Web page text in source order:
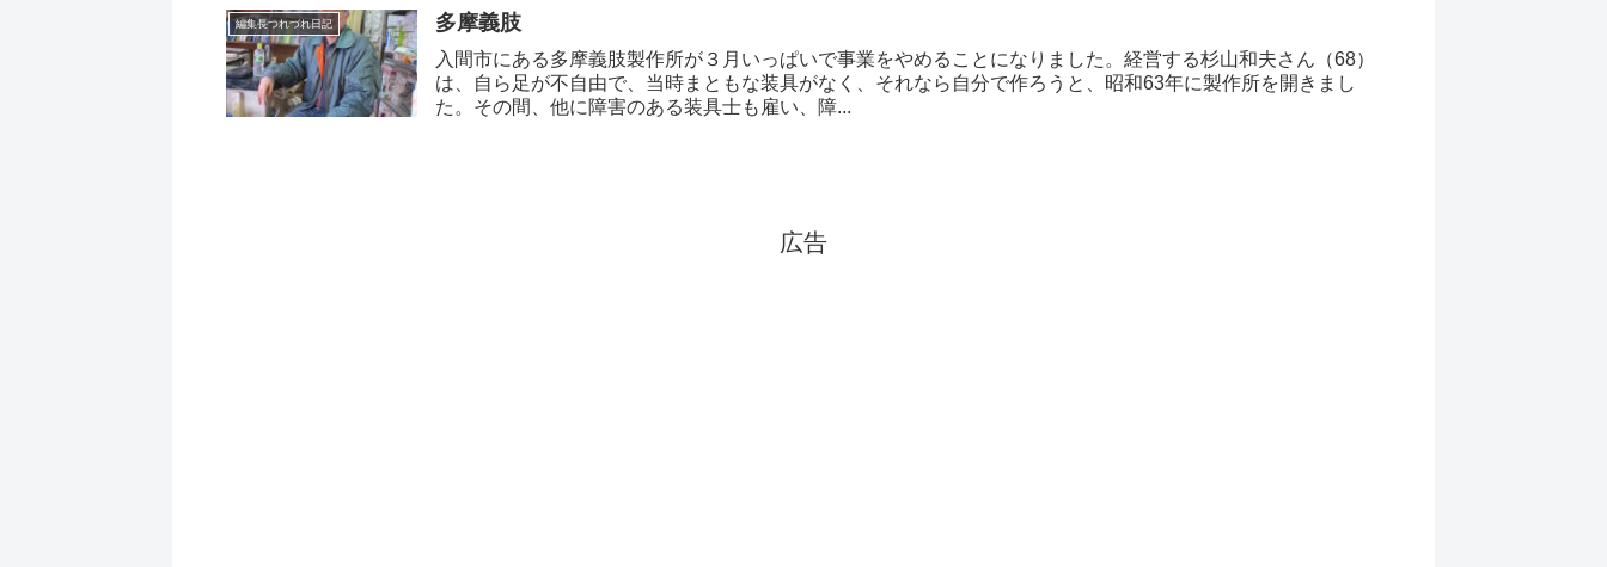
編集長つれづれ日記 多摩義肢
入間市にある多摩義肢製作所が３月いっぱいで事業をやめることになりました。経営する杉山和夫さん（68）
は、自ら足が不自由で、当時まともな装具がなく、それなら自分で作ろうと、昭和63年に製作所を開きまし
た。その間、他に障害のある装具士も雇い、障...
広告